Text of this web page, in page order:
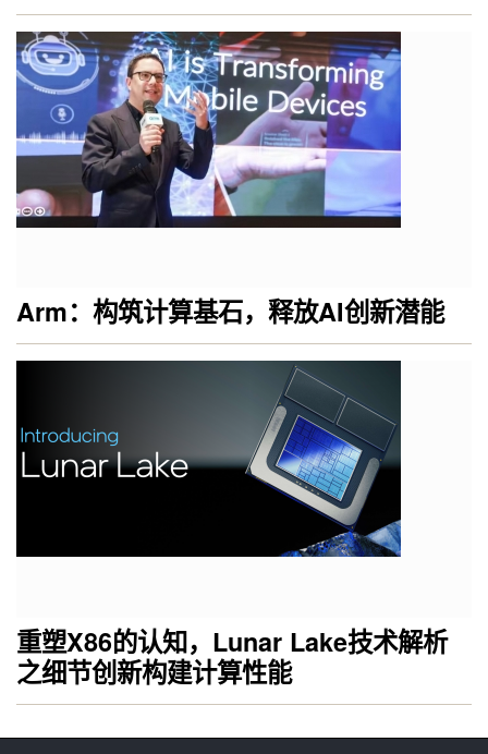
Arm：构筑计算基石，释放AI创新潜能
重塑X86的认知，Lunar Lake技术解析
之细节创新构建计算性能